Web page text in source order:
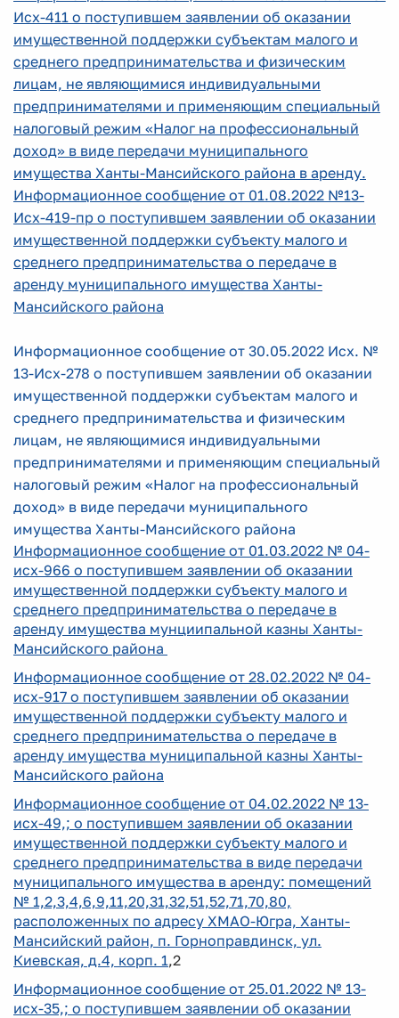
Исх-411 о поступившем заявлении об оказании
имущественной поддержки субъектам малого и
среднего предпринимательства и физическим
лицам, не являющимися индивидуальными
предпринимателями и применяющим специальный
налоговый режим «Налог на профессиональный
доход» в виде передачи муниципального
имущества Ханты-Мансийского района в аренду.
Информационное сообщение от 01.08.2022 №13-
Исх-419-пр о поступившем заявлении об оказании
имущественной поддержки субъекту малого и
среднего предпринимательства о передаче в
аренду муниципального имущества Ханты-
Мансийского района
Информационное сообщение от 30.05.2022 Исх. №
13-Исх-278 о поступившем заявлении об оказании
имущественной поддержки субъектам малого и
среднего предпринимательства и физическим
лицам, не являющимися индивидуальными
предпринимателями и применяющим специальный
налоговый режим «Налог на профессиональный
доход» в виде передачи муниципального
имущества Ханты-Мансийского района
Информационное сообщение от 01.03.2022 № 04-
исх-966 о поступившем заявлении об оказании
имущественной поддержки субъекту малого и
среднего предпринимательства о передаче в
аренду имущества мунциипальной казны Ханты-
Мансийского района
Информационное сообщение от 28.02.2022 № 04-
исх-917 о поступившем заявлении об оказании
имущественной поддержки субъекту малого и
среднего предпринимательства о передаче в
аренду имущества муниципальной казны Ханты-
Мансийского района
Информационное сообщение от 04.02.2022 № 13-
исх-49,; о поступившем заявлении об оказании
имущественной поддержки субъекту малого и
среднего предпринимательства в виде передачи
муниципального имущества в аренду: помещений
№ 1,2,3,4,6,9,11,20,31,32,51,52,71,70,80,
расположенных по адресу ХМАО-Югра, Ханты-
Мансийский район, п. Горноправдинск, ул.
Киевская, д.4, корп. 1,2
Информационное сообщение от 25.01.2022 № 13-
исх-35,; о поступившем заявлении об оказании